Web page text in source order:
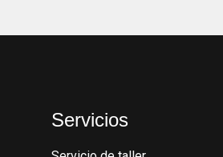
Servicios